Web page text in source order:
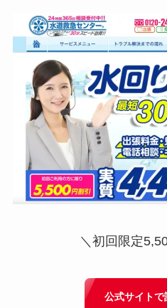
＼初回限定
公式サイトで